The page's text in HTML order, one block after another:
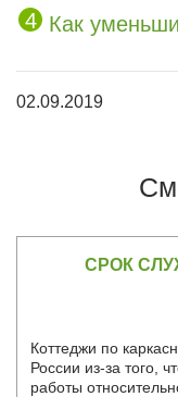
Как
02.09.2019
СРОК
Коттеджи по
России из-за того,
работы